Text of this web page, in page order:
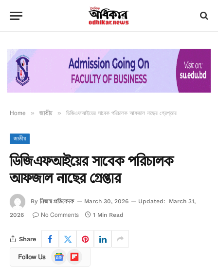
Home » জাতীয় » ডিজিএফআইয়ের সাবেক পরিচালক আফজাল নাছের গ্রেপ্তার
জাতীয়
ডিজিএফআইয়ের সাবেক পরিচালক
আফজাল নাছের গ্রেপ্তার
By নিজস্ব প্রতিবেদক March 30, 2026 Updated:
March 31,
2026
No Comments 1 Min Read
Share
Follow Us
Google
News
Flipboard